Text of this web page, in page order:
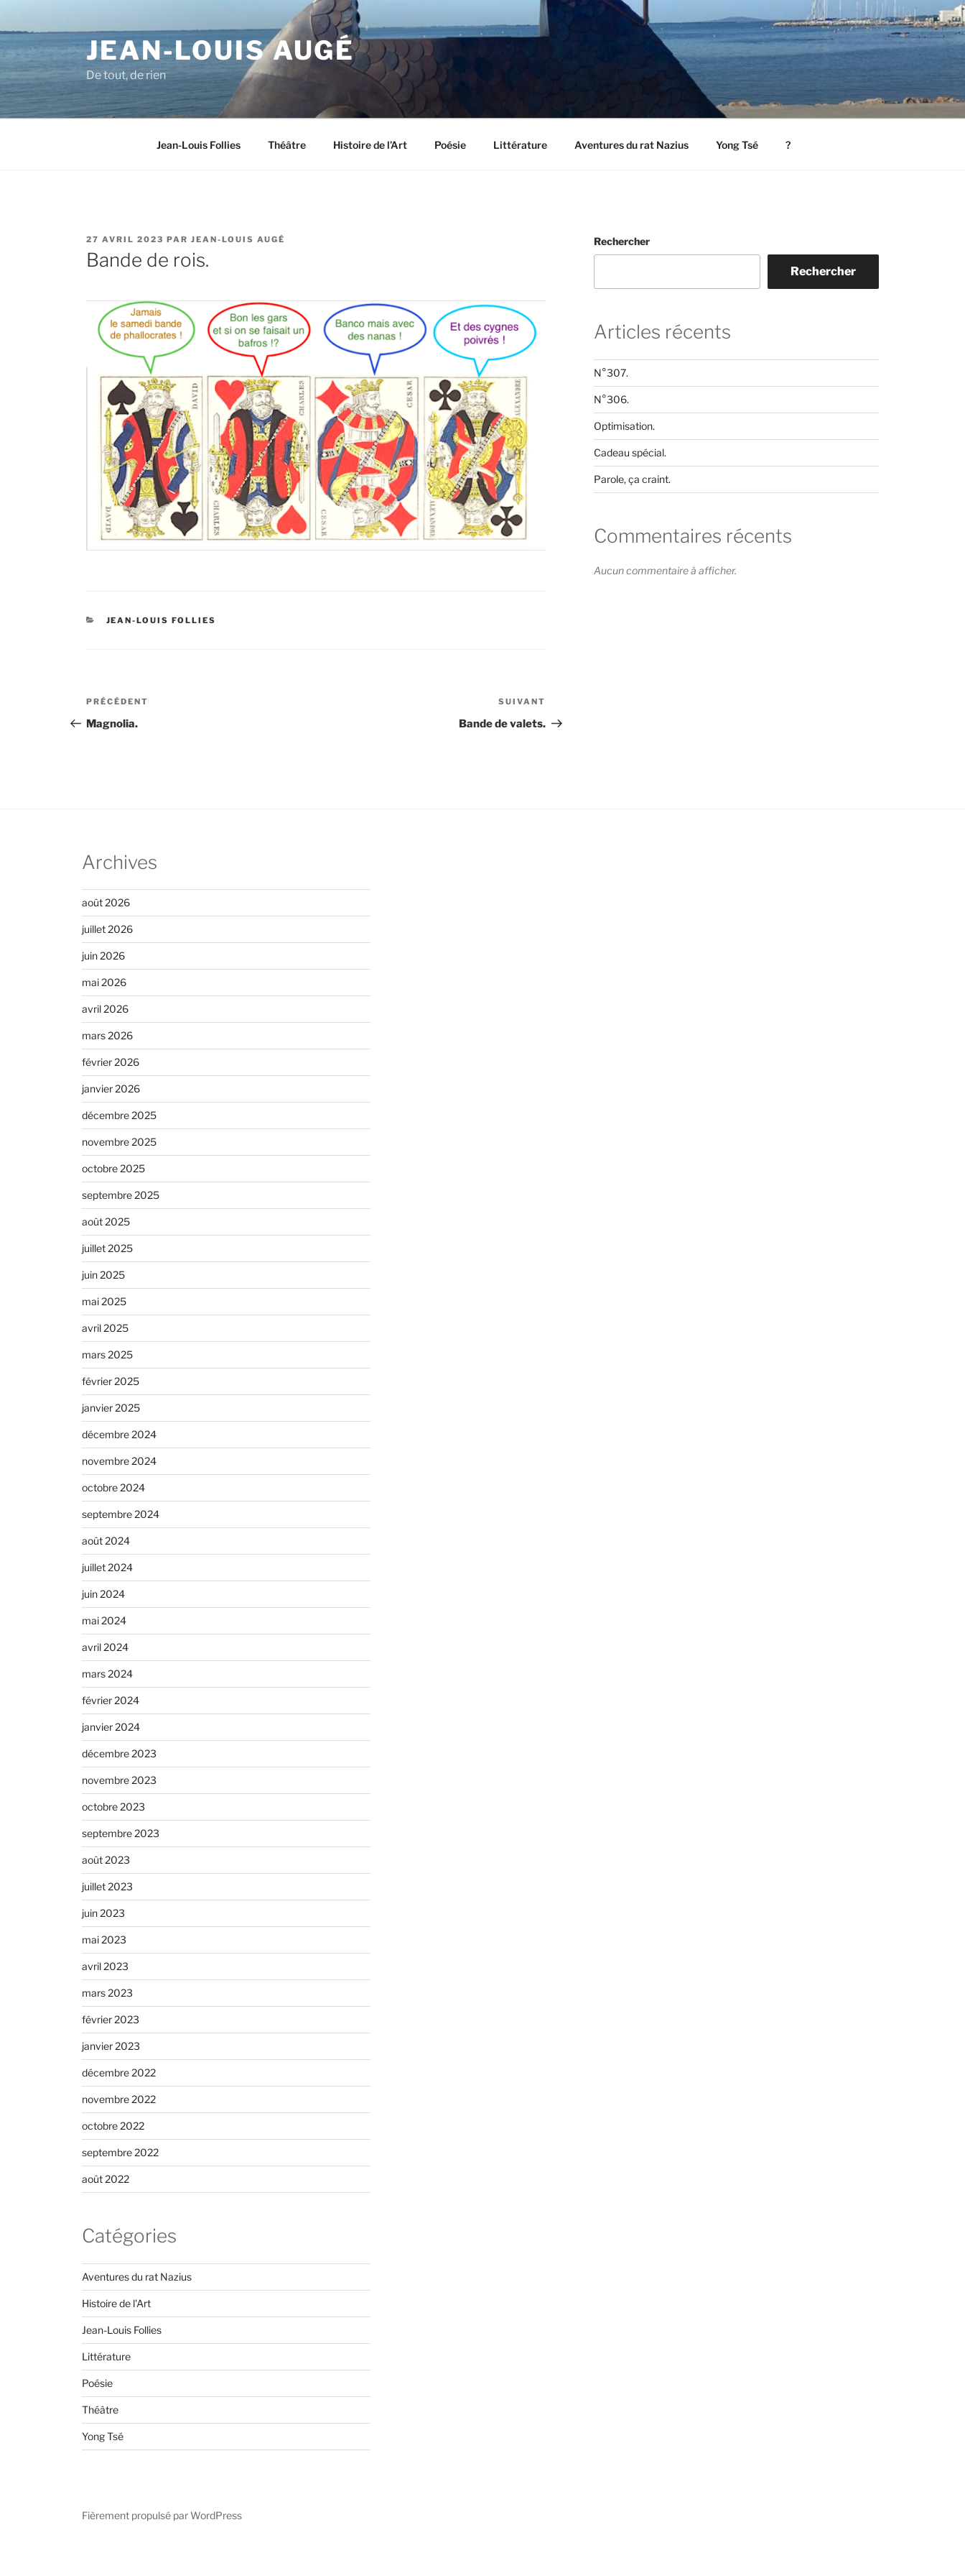
contenu
principal
JEAN-LOUIS AUGÉ
De tout, de rien
Jean-Louis Follies Théâtre Histoire de l’Art Poésie Littérature Aventures du rat Nazius Yong Tsé ?
PUBLIÉ
LE
27 AVRIL 2023 PAR JEAN-LOUIS AUGÉ
Bande de rois.
CATÉGORIES
JEAN-LOUIS FOLLIES
Navigation
de
Article
précédent
PRÉCÉDENT
Magnolia.
suivant
SUIVANT
Bande de valets.
Rechercher
Rechercher
Articles récents
N°307.
N°306.
Optimisation.
Cadeau spécial.
Parole, ça craint.
Commentaires récents
Aucun commentaire à afficher.
Archives
août 2026
juillet 2026
juin 2026
mai 2026
avril 2026
mars 2026
février 2026
janvier 2026
décembre 2025
novembre 2025
octobre 2025
septembre 2025
août 2025
juillet 2025
juin 2025
mai 2025
avril 2025
mars 2025
février 2025
janvier 2025
décembre 2024
novembre 2024
octobre 2024
septembre 2024
août 2024
juillet 2024
juin 2024
mai 2024
avril 2024
mars 2024
février 2024
janvier 2024
décembre 2023
novembre 2023
octobre 2023
septembre 2023
août 2023
juillet 2023
juin 2023
mai 2023
avril 2023
mars 2023
février 2023
janvier 2023
décembre 2022
novembre 2022
octobre 2022
septembre 2022
août 2022
Catégories
Aventures du rat Nazius
Histoire de l'Art
Jean-Louis Follies
Littérature
Poésie
Théâtre
Yong Tsé
Fièrement propulsé par WordPress